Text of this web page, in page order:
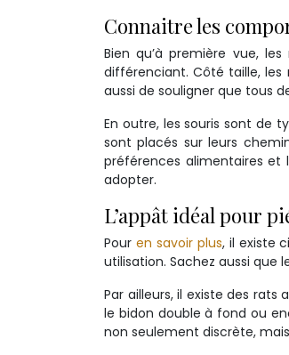
Connaitre les
Bien qu’à première vue,
différenciant. Côté taille, les
aussi de souligner que tous
En outre, les souris sont de
sont placés sur leurs
préférences alimentaires et
adopter.
L’appât idéal pour
Pour en savoir plus, il existe
utilisation. Sachez aussi que
Par ailleurs, il existe des
le bidon double à fond ou
non seulement discrète,